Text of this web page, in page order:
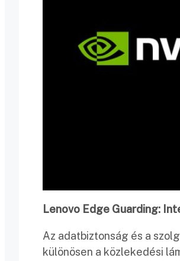
Lenovo Edge Guarding:
Az adatbiztonság és a
különösen a közlekedési